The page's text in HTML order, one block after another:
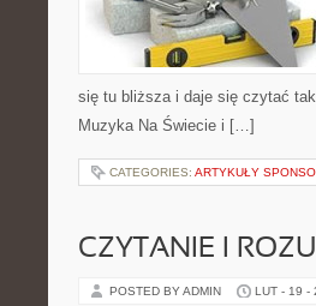
się tu bliższa i daje się czytać
Muzyka Na Świecie i […]
CATEGORIES: ARTYKUŁY
CZYTANIE I
POSTED BY ADMIN LUT - 19 -